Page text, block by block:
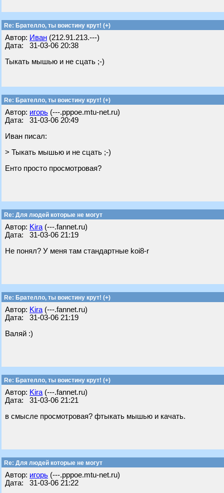
Re: Брателло, ты воистину крут! (+)
Автор: Иван (212.91.213.---)
Дата: 31-03-06 20:38
Тыкать мышью и не сцать ;-)
Re: Брателло, ты воистину крут! (+)
Автор: игорь (---.pppoe.mtu-net.ru)
Дата: 31-03-06 20:49
Иван писал:
> Тыкать мышью и не сцать ;-)
Енто просто просмотровая?
Re: Для людей которые не могут
Автор: Kira (---.fannet.ru)
Дата: 31-03-06 21:19
Не понял? У меня там стандартные koi8-r
Re: Брателло, ты воистину крут! (+)
Автор: Kira (---.fannet.ru)
Дата: 31-03-06 21:19
Валяй :)
Re: Брателло, ты воистину крут! (+)
Автор: Kira (---.fannet.ru)
Дата: 31-03-06 21:21
в смысле просмотровая? фтыкать мышью и качать.
Re: Для людей которые не могут
Автор: игорь (---.pppoe.mtu-net.ru)
Дата: 31-03-06 21:22